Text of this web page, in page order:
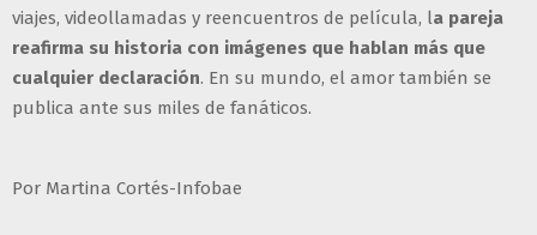
viajes, videollamadas y reencuentros de película, la pareja
reafirma su historia con imágenes que hablan más que
cualquier declaración. En su mundo, el amor también se
publica ante sus miles de fanáticos.
Por Martina Cortés-Infobae